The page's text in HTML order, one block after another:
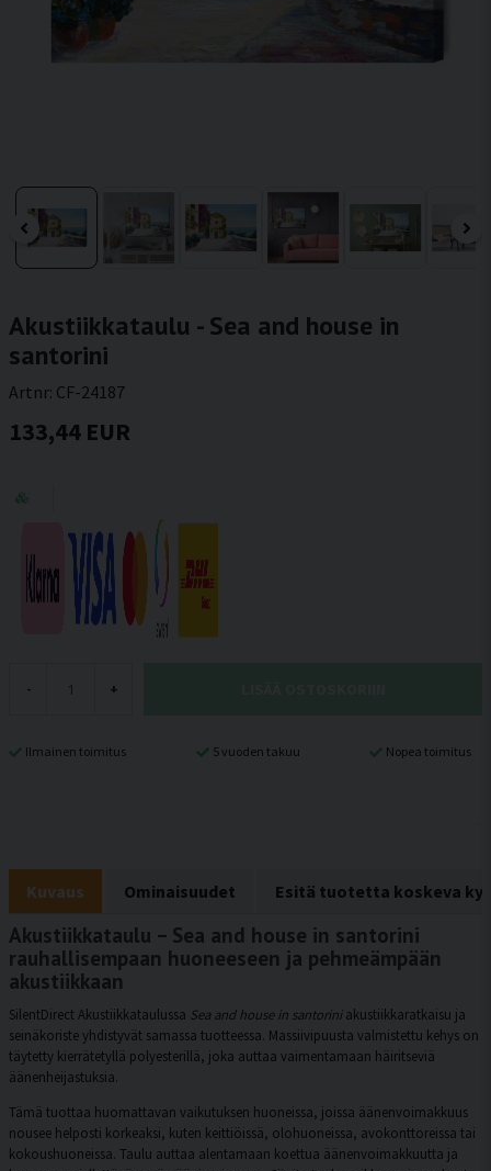
Akustiikkataulu - Sea and house in
santorini
Artnr: CF-24187
133,44 EUR
- +
Ilmainen toimitus 5 vuoden takuu Nopea toimitus
Kuvaus Ominaisuudet Esitä tuotetta koskeva
Akustiikkataulu – Sea and house in santorini
rauhallisempaan huoneeseen ja pehmeämpään
akustiikkaan
SilentDirect Akustiikkataulussa Sea and house in santoriniakustiikkaratkaisu ja
seinäkoriste yhdistyvät samassa tuotteessa. Massiivipuusta valmistettu kehys on
täytetty kierrätetyllä polyesterillä, joka auttaa vaimentamaan häiritseviä
äänenheijastuksia.
Tämä tuottaa huomattavan vaikutuksen huoneissa, joissa äänenvoimakkuus
nousee helposti korkeaksi, kuten keittiöissä, olohuoneissa, avokonttoreissa tai
kokoushuoneissa. Taulu auttaa alentamaan koettua äänenvoimakkuutta ja